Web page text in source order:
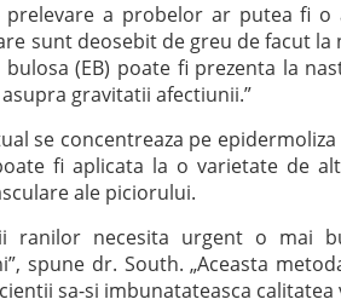
prelevare a probelor ar putea fi
sunt deosebit de greu de facut
(EB) poate fi prezenta la
gravitatii afectiunii.”
se concentreaza pe
fi aplicata la o varietate de
ale piciorului.
ranilor necesita urgent o mai
spune dr. South. „Aceasta
sa-si imbunatateasca calitatea